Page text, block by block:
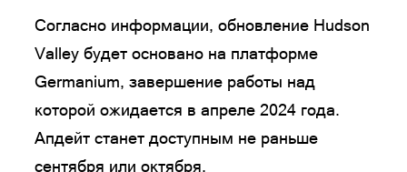
Согласно информации, обновление Hudson
Valley будет основано на платформе
Germanium, завершение работы над
которой ожидается в апреле 2024 года.
Апдейт станет доступным не раньше
сентября или октября.